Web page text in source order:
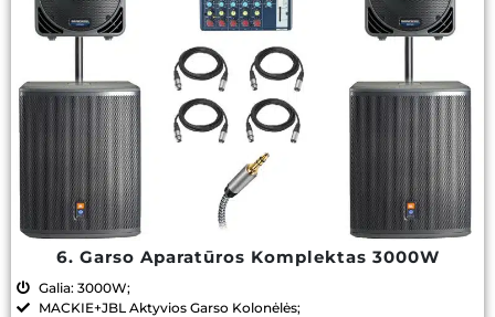
6. Garso Aparatūros Komplektas 3000W
Galia: 3000W;
MACKIE+JBL Aktyvios Garso Kolonėlės;